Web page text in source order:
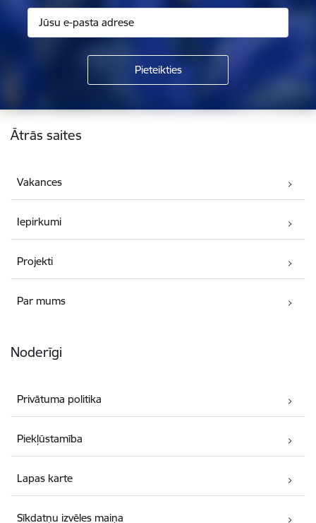
Kājene
Ātrās saites
Vakances
Iepirkumi
Projekti
Par mums
Noderīgi
Privātuma politika
Piekļūstamība
Lapas karte
Sīkdatņu izvēles maiņa